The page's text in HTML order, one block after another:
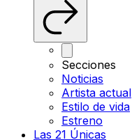
Secciones
Noticias
Artista actual
Estilo de vida
Estreno
Las 21 Únicas